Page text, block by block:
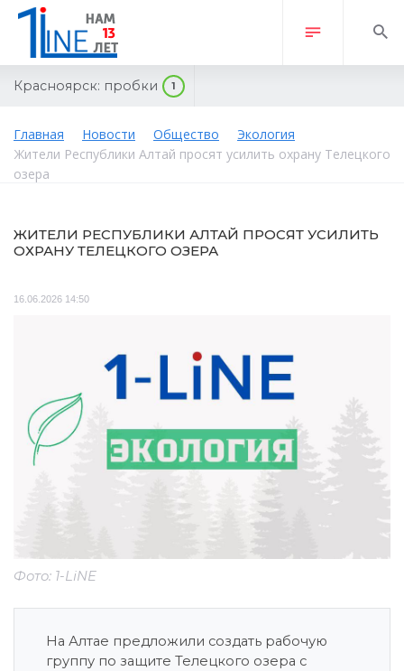
Красноярск: пробки 1
Главная Новости Общество
Экология
Жители Республики Алтай просят усилить охрану Телецкого
озера
ЖИТЕЛИ РЕСПУБЛИКИ АЛТАЙ ПРОСЯТ УСИЛИТЬ
ОХРАНУ ТЕЛЕЦКОГО ОЗЕРА
16.06.2026 14:50
Фото: 1-LiNE
На Алтае предложили создать рабочую
группу по защите Телецкого озера с